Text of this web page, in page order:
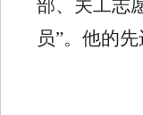
部、关工志
员”。他的